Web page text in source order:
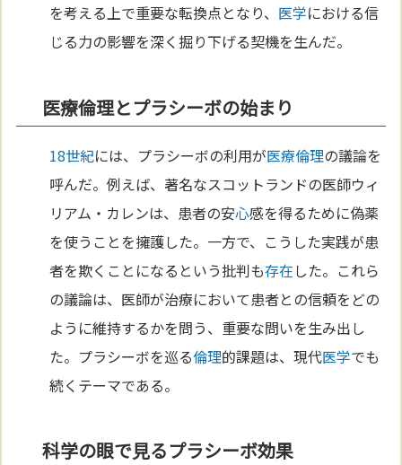
を考える上で重要な転換点となり、 医学における信
じる力の影響を深く掘り下げる契機を生んだ。
医療倫理とプラシーボの始まり
18世紀には、プラシーボの利用が医療倫理の議論を
呼んだ。例えば、著名なスコットランドの医師ウィ
リアム・カレンは、患者の安心感を得るために偽薬
を使うことを擁護した。一方で、こうした実践が患
者を欺くことになるという批判も存在した。これら
の議論は、医師が治療において患者との信頼をどの
ように維持するかを問う、重要な問いを生み出し
た。プラシーボを巡る倫理的課題は、現代医学でも
続くテーマである。
科学の眼で見るプラシーボ効果